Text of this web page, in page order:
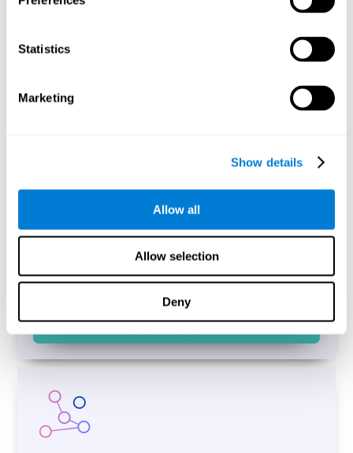
Statistics
Marketing
Show details
Allow all
Allow selection
Deny
L'esecuzione del compito consentirà di identificare la
differenza tra il tempo di reazione tra prove incongruenti e